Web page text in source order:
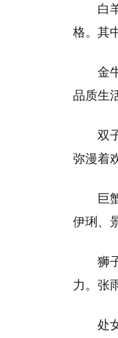
白
格。其
金
品质生
双
弥漫着
巨
伊琍、
狮
力。张
处